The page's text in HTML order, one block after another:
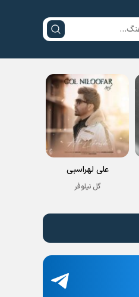
علی لهراسبی
گل نیلوفر